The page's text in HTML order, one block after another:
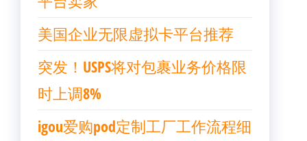
美国企业无限虚拟卡平台推荐
突发！USPS将对包裹业务价格限
时上调8%
igou爱购pod定制工厂工作流程细